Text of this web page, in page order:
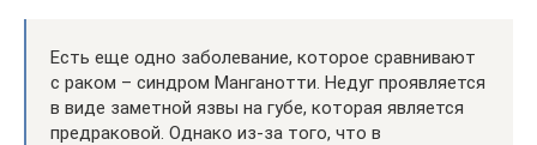
Есть еще одно заболевание, которое сравнивают
с раком – синдром Манганотти. Недуг проявляется
в виде заметной язвы на губе, которая является
предраковой. Однако из-за того, что в